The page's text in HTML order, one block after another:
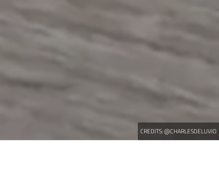
CREDITS:@CHARLESDELUVIO